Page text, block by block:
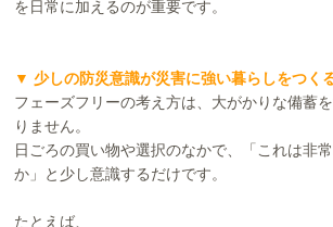
を日常に加えるのが重要です。
▼ 少しの防災意識が災害に強い暮らしをつく
フェーズフリーの考え方は、大がかりな備蓄
りません。
日ごろの買い物や選択のなかで、「これは非
か」と少し意識するだけです。
たとえば、